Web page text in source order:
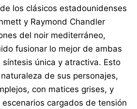
los clásicos estadounidenses
y Raymond Chandler
del noir mediterráneo,
fusionar lo mejor de ambas
única y atractiva. Esto
de sus personajes,
con matices grises, y
cargados de tensión